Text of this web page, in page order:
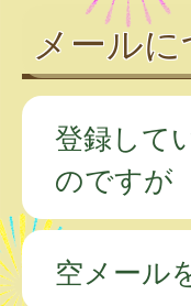
メール
登録して
のですが
空メール